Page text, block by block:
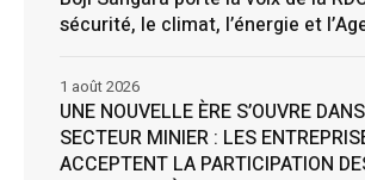
sécurité, le climat, l’énergie et
UNE NOUVELLE ÈRE S’OUVRE
SECTEUR MINIER : LES
ACCEPTENT LA PARTICIPATION
1 août 2026